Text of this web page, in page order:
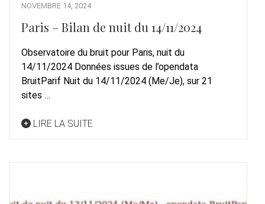
NOVEMBRE 14, 2024
Paris – Bilan de nuit du 14/11/2024
Observatoire du bruit pour Paris, nuit du
14/11/2024 Données issues de l’opendata
BruitParif Nuit du 14/11/2024 (Me/Je), sur 21
sites …
LIRE LA SUITE